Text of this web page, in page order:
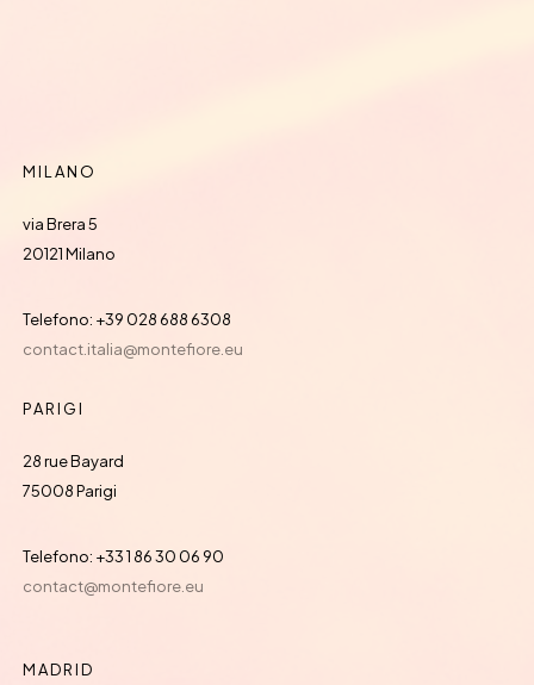
MILANO
via Brera 5
20121 Milano
Telefono: +39 028 688 6308
contact.italia@montefiore.eu
PARIGI
28 rue Bayard
75008 Parigi
Telefono: +33 1 86 30 06 90
contact@montefiore.eu
MADRID